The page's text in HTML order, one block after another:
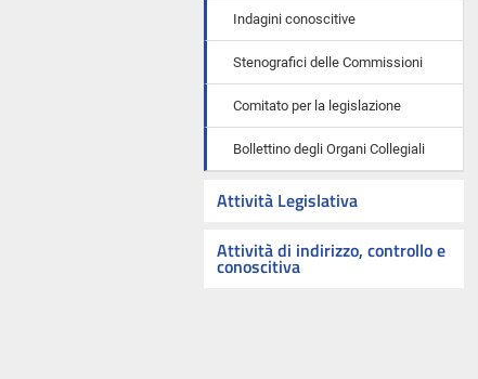
Indagini conoscitive
Stenografici delle Commissioni
Comitato per la legislazione
Bollettino degli Organi Collegiali
Attività Legislativa
Attività di indirizzo, controllo e
conoscitiva